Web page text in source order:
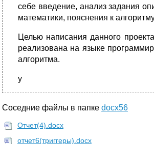
себе введение, анализ задания
математики, пояснения к
Целью написания данного
реализована на языке
алгоритма.
у
Соседние файлы в папке docx56
Отчет(4).docx
отчет6(триггеры).docx